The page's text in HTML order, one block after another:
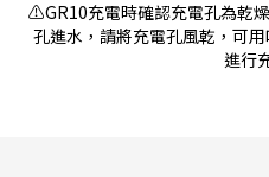
⚠️GR10充電時確認充電孔為乾
孔進水，請將充電孔風乾，可
進行